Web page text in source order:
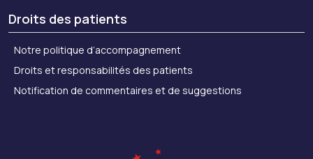
Droits des patients
Notre politique d’accompagnement
Droits et responsabilités des patients
Notification de commentaires et de suggestions